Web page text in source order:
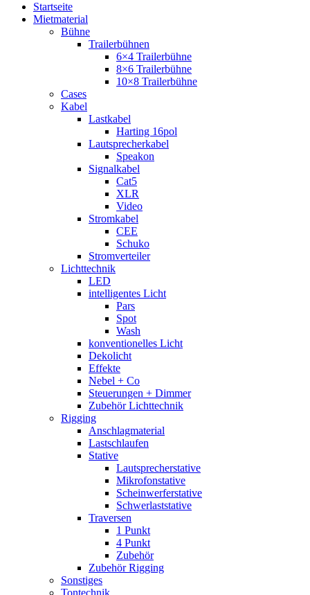
Startseite
Mietmaterial
Bühne
Trailerbühnen
6×4 Trailerbühne
8×6 Trailerbühne
10×8 Trailerbühne
Cases
Kabel
Lastkabel
Harting 16pol
Lautsprecherkabel
Speakon
Signalkabel
Cat5
XLR
Video
Stromkabel
CEE
Schuko
Stromverteiler
Lichttechnik
LED
intelligentes Licht
Pars
Spot
Wash
konventionelles Licht
Dekolicht
Effekte
Nebel + Co
Steuerungen + Dimmer
Zubehör Lichttechnik
Rigging
Anschlagmaterial
Lastschlaufen
Stative
Lautsprecherstative
Mikrofonstative
Scheinwerferstative
Schwerlaststative
Traversen
1 Punkt
4 Punkt
Zubehör
Zubehör Rigging
Sonstiges
Tontechnik